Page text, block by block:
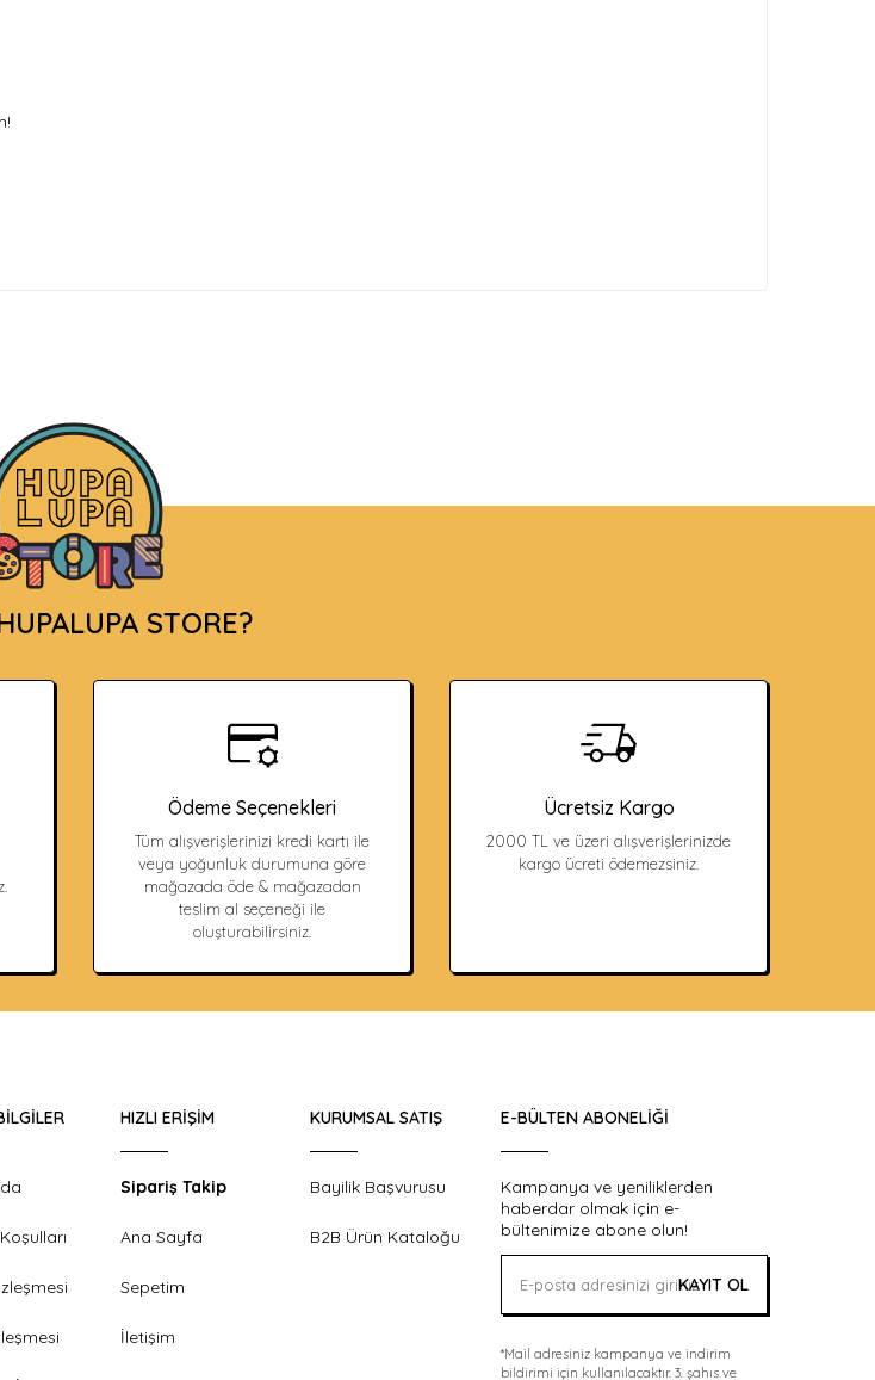
STORE?
Ödeme Seçenekleri
Tüm alışverişlerinizi kredi kartı ile
veya yoğunluk durumuna göre
mağazada öde & mağazadan
teslim al seçeneği ile
oluşturabilirsiniz.
Ücretsiz Kargo
2000 TL ve üzeri alışverişlerinizde
kargo ücreti ödemezsiniz.
HIZLI ERIŞIM
Sipariş Takip
Ana Sayfa
Sepetim
İletişim
KURUMSAL SATIŞ
Bayilik Başvurusu
B2B Ürün Kataloğu
E-BÜLTEN ABONELIĞI
Kampanya ve yeniliklerden
haberdar olmak için e-
bültenimize abone olun!
KAYIT OL
*Mail adresiniz kampanya ve indirim
bildirimi için kullanılacaktır. 3. şahıs ve